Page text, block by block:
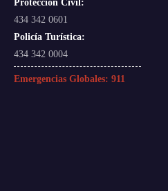
434 342 0601
Policía Turística:
434 342 0004
Emergencias Globales: 911